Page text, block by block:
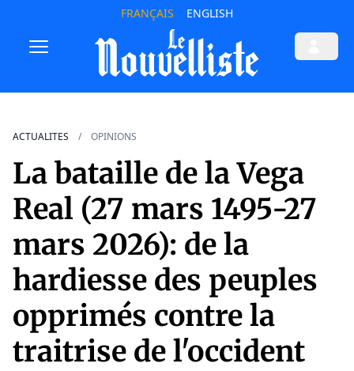
FRANÇAIS ENGLISH
ACTUALITES OPINIONS
La bataille de la Vega
Real (27 mars 1495-27
mars 2026): de la
hardiesse des peuples
opprimés contre la
traitrise de l'occident